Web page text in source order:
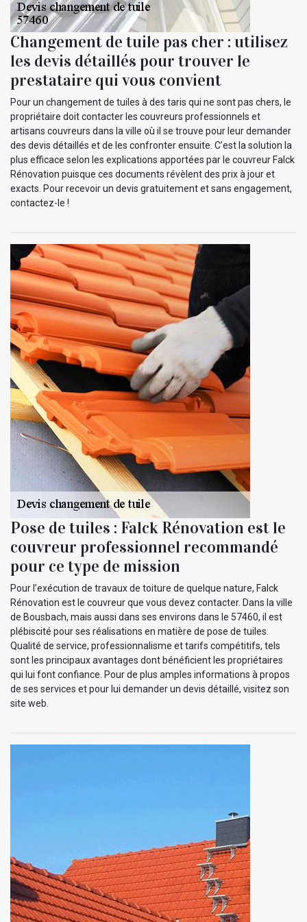
Changement de tuile pas cher : utilisez
les devis détaillés pour trouver le
prestataire qui vous convient
Pour un changement de tuiles à des taris qui ne sont pas chers, le
propriétaire doit contacter les couvreurs professionnels et
artisans couvreurs dans la ville où il se trouve pour leur demander
des devis détaillés et de les confronter ensuite. C’est la solution la
plus efficace selon les explications apportées par le couvreur Falck
Rénovation puisque ces documents révèlent des prix à jour et
exacts. Pour recevoir un devis gratuitement et sans engagement,
contactez-le !
Pose de tuiles : Falck Rénovation est le
couvreur professionnel recommandé
pour ce type de mission
Pour l’exécution de travaux de toiture de quelque nature, Falck
Rénovation est le couvreur que vous devez contacter. Dans la ville
de Bousbach, mais aussi dans ses environs dans le 57460, il est
plébiscité pour ses réalisations en matière de pose de tuiles.
Qualité de service, professionnalisme et tarifs compétitifs, tels
sont les principaux avantages dont bénéficient les propriétaires
qui lui font confiance. Pour de plus amples informations à propos
de ses services et pour lui demander un devis détaillé, visitez son
site web.